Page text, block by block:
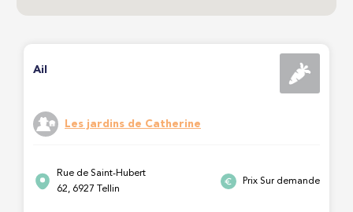
Ail
Les jardins de Catherine
Rue de Saint-Hubert
62, 6927 Tellin
Prix Sur demande